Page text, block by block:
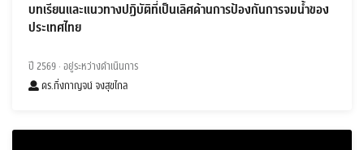
บทเรียนและแนวทางปฏิบัติที่เป็นเลิศด้านการป้องกันการจมน้ำของ
ประเทศไทย
ปี 2569 · อยู่ระหว่างดำเนินการ
ดร.กิ่งกาญจน์ จงสุขไกล